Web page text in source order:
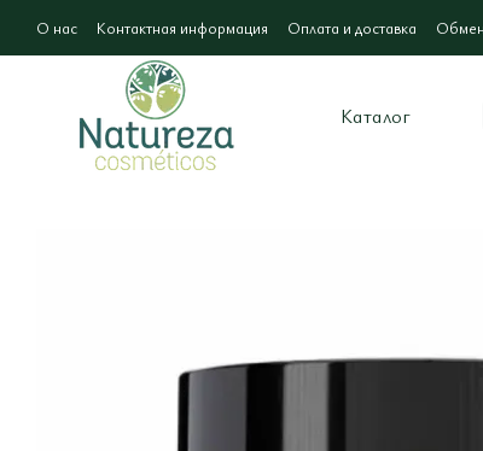
Перейти к основному контенту
О нас Контактная информация Оплата и доставка Обмен
Каталог